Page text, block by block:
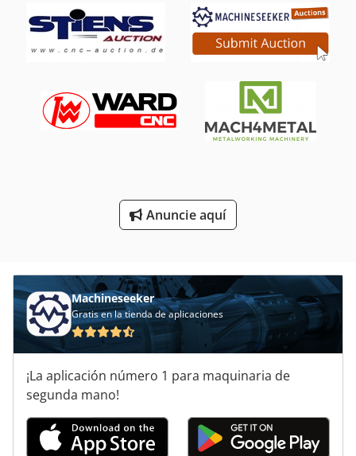
Fresadora De Ranuras
Fresadora De Torreta
Fresadora Del Eslabón Giratorio
Fresadora Para Aluminio
Anuncie aquí
Machineseeker
Gratis en la tienda de aplicaciones
¡La aplicación número 1 para maquinaria de
segunda mano!